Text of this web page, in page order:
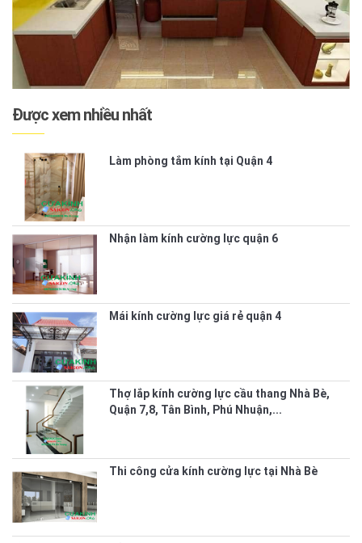
Được xem nhiều nhất
Làm phòng tắm kính tại Quận 4
Nhận làm kính cường lực quận 6
Mái kính cường lực giá rẻ quận 4
Thợ lắp kính cường lực cầu thang Nhà Bè,
Quận 7,8, Tân Bình, Phú Nhuận,...
Thi công cửa kính cường lực tại Nhà Bè